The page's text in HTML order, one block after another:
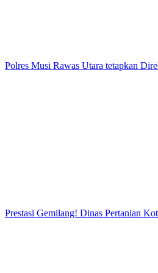
Polres Musi Rawas Utara tetapkan
Prestasi Gemilang! Dinas Pertanian